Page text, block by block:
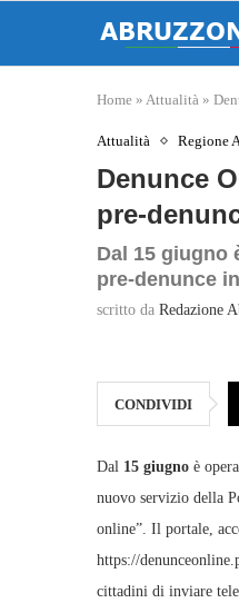
Home » Attualità »
Attualità Regione
Denunce
Dal 15 giugno
pre‑denunce
scritto da Redazione
CONDIVIDI
Dal 15 giugno è
nuovo servizio della
online”. Il portale,
https://
cittadini di inviare